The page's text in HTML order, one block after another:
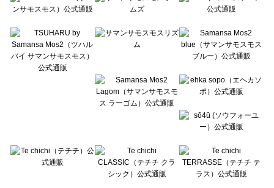
Te chichi CLASSIC（テチチ クラシック）のスカート一覧
Lugnoncure（ルノンキュール）のスカート一覧
BETTY'S BLUE（べティーズブルー）のスカート一覧
Wpc.（ワールドパーティー）のスカート一覧